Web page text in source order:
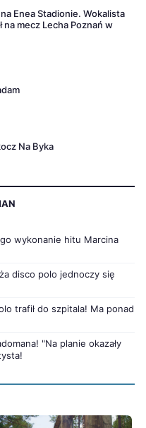
Enea Stadionie. Wokalista
na mecz Lecha Poznań w
Na Byka
wykonanie hitu Marcina
disco polo jednoczy się
trafił do szpitala! Ma ponad
"Na planie okazały